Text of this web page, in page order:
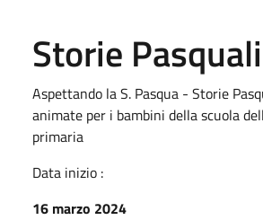
Storie Pasquali
Aspettando la S. Pasqua - Storie
animate per i bambini della scuola
primaria
Data inizio :
16 marzo 2024